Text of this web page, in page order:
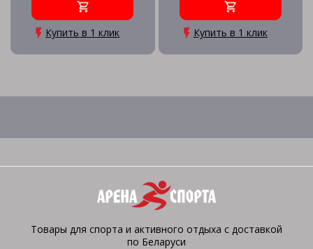
Купить в 1 клик Купить в 1 клик
Товары для спорта и активного отдыха с доставкой
по Беларуси